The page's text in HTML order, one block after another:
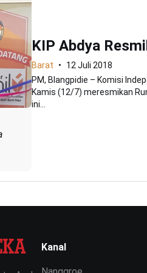
KIP Abdya
Barat
12 Juli 2018
PM, Blangpidie – Komisi
Kamis (12/7) meresmikan
ini...
Kanal